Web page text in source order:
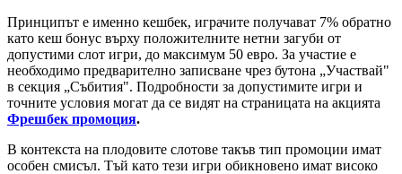
Принципът е именно кешбек, играчите получават 7% обратно
като кеш бонус върху положителните нетни загуби от
допустими слот игри, до максимум 50 евро. За участие е
необходимо предварително записване чрез бутона „Участвай"
в секция „Събития". Подробности за допустимите игри и
точните условия могат да се видят на страницата на акцията
Фрешбек промоция.
В контекста на плодовите слотове такъв тип промоции имат
особен смисъл. Тъй като тези игри обикновено имат високо